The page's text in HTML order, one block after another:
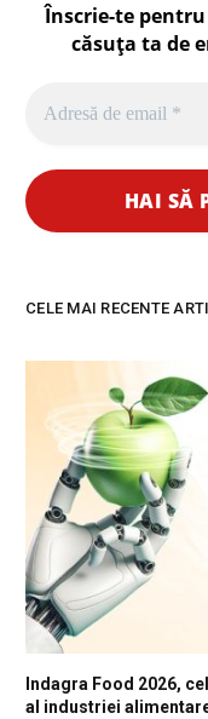
Înscrie-te
căsuța ta de
CELE MAI RECENTE
Indagra Food 2026,
al industriei